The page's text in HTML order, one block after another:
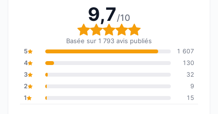
9,7/10
Note globale : 9,7 sur
Basée sur 1 793 avis publiés
5
1 607
4
130
3
32
2
9
1
15